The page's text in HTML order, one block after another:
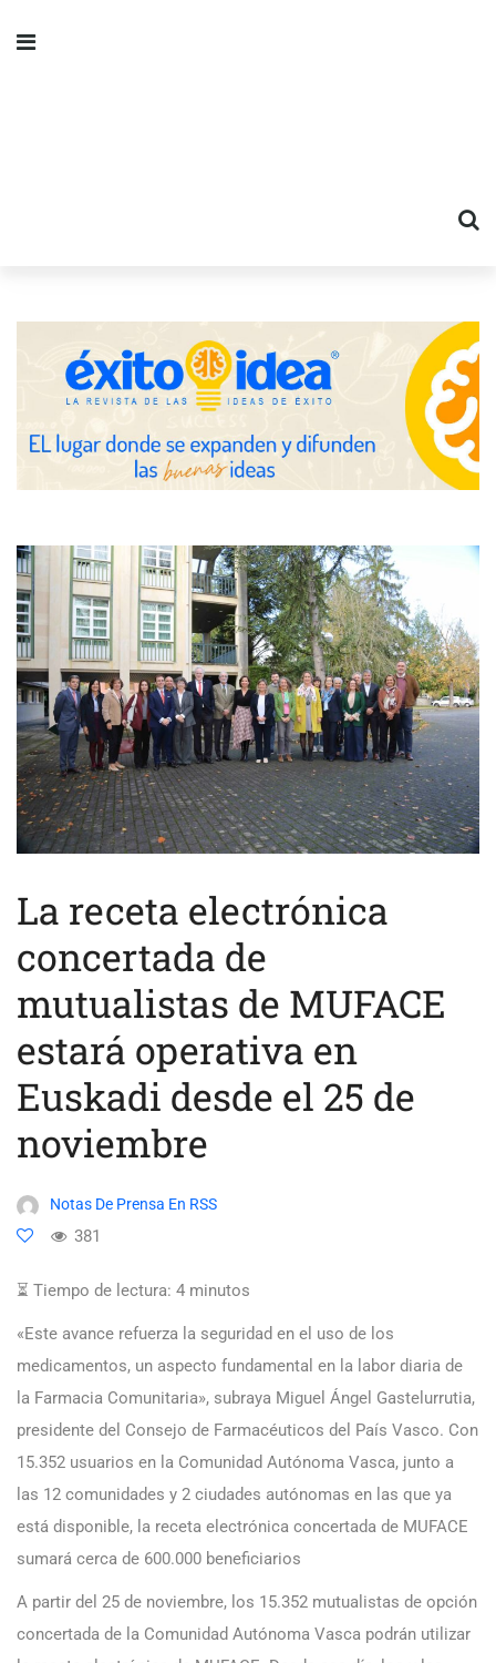
La receta electrónica
concertada de
mutualistas de MUFACE
estará operativa en
Euskadi desde el 25 de
noviembre
Notas De Prensa En RSS
381
⏳ Tiempo de lectura: 4 minutos
«Este avance refuerza la seguridad en el uso de los
medicamentos, un aspecto fundamental en la labor diaria de
la Farmacia Comunitaria», subraya Miguel Ángel Gastelurrutia,
presidente del Consejo de Farmacéuticos del País Vasco. Con
15.352 usuarios en la Comunidad Autónoma Vasca, junto a
las 12 comunidades y 2 ciudades autónomas en las que ya
está disponible, la receta electrónica concertada de MUFACE
sumará cerca de 600.000 beneficiarios
A partir del 25 de noviembre, los 15.352 mutualistas de opción
concertada de la Comunidad Autónoma Vasca podrán utilizar